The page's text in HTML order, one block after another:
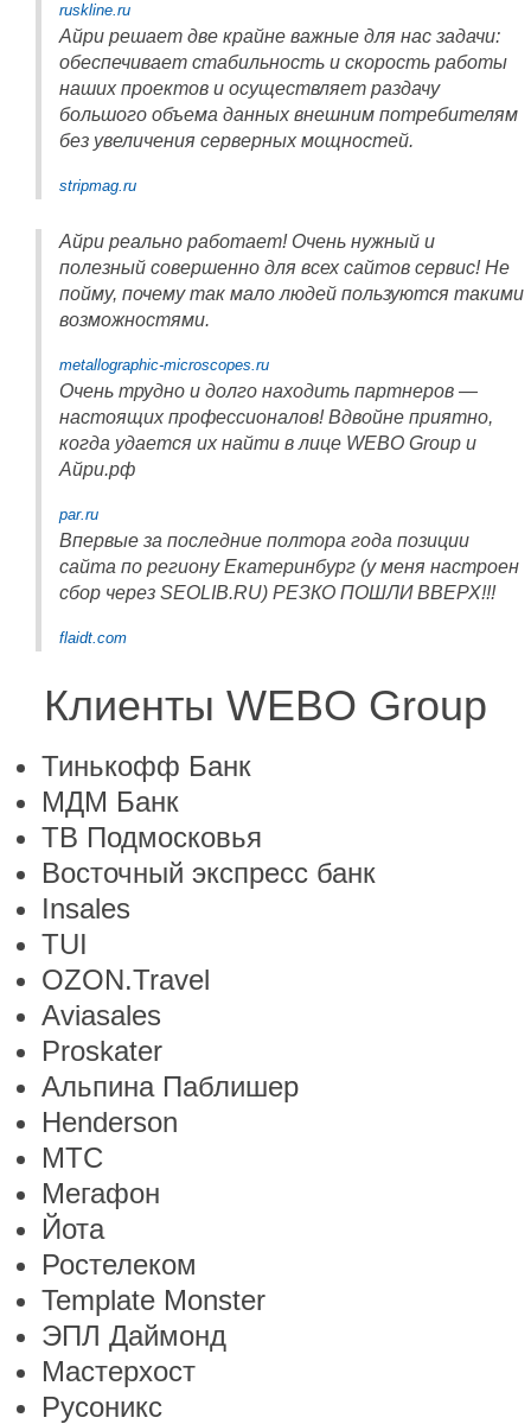
ruskline.ru
Айри решает две крайне важные для нас задачи:
обеспечивает стабильность и скорость работы
наших проектов и осуществляет раздачу
большого объема данных внешним потребителям
без увеличения серверных мощностей.
stripmag.ru
Айри реально работает! Очень нужный и
полезный совершенно для всех сайтов сервис! Не
пойму, почему так мало людей пользуются такими
возможностями.
metallographic-microscopes.ru
Очень трудно и долго находить партнеров —
настоящих профессионалов! Вдвойне приятно,
когда удается их найти в лице WEBO Group и
Айри.рф
par.ru
Впервые за последние полтора года позиции
сайта по региону Екатеринбург (у меня настроен
сбор через SEOLIB.RU) РЕЗКО ПОШЛИ ВВЕРХ!!!
flaidt.com
Клиенты WEBO Group
Тинькофф Банк
МДМ Банк
ТВ Подмосковья
Восточный экспресс банк
Insales
TUI
OZON.Travel
Aviasales
Proskater
Альпина Паблишер
Henderson
МТС
Мегафон
Йота
Ростелеком
Template Monster
ЭПЛ Даймонд
Мастерхост
Русоникс